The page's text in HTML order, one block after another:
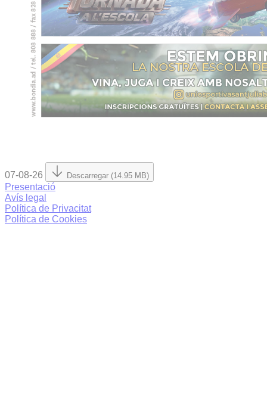
07-08-26 Descarregar (14.95 MB)
Presentació
Avís legal
Política de Privacitat
Política de Cookies